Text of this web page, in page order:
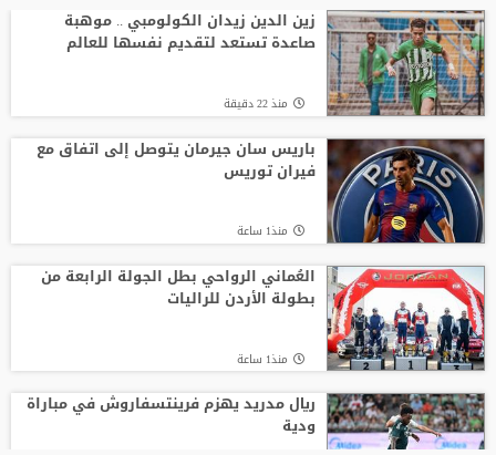
على أزمة ألفاريز
انطلاق منافسات بطولة الحسن الدولية
العاشرة للتايكواندو
لوكا زيدان يودع غرناطة ويوقع لناد إسباني
جديد
زين الدين زيدان الكولومبي .. موهبة
صاعدة تستعد لتقديم نفسها للعالم
منذ 22 دقيقة
باريس سان جيرمان يتوصل إلى اتفاق مع
فيران توريس
منذ1 ساعة
العُماني الرواحي بطل الجولة الرابعة من
بطولة الأردن للراليات
منذ1 ساعة
ريال مدريد يهزم فرينتسفاروش في مباراة
ودية